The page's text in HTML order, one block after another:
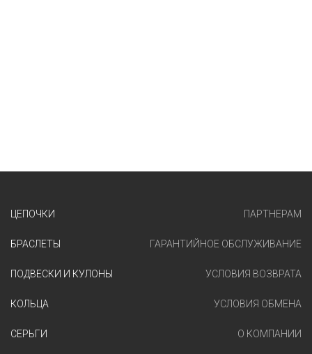
ЦЕПОЧКИ
БРАСЛЕТЫ
ПОДВЕСКИ И КУЛОНЫ
КОЛЬЦА
СЕРЬГИ
ПАРТНЕРАМ
ГАРАНТИЙНОЕ ОБСЛУЖИВАНИЕ
УСЛОВИЯ ВОЗВРАТА
УСЛОВИЯ ОБМЕНА
О КОМПАНИИ